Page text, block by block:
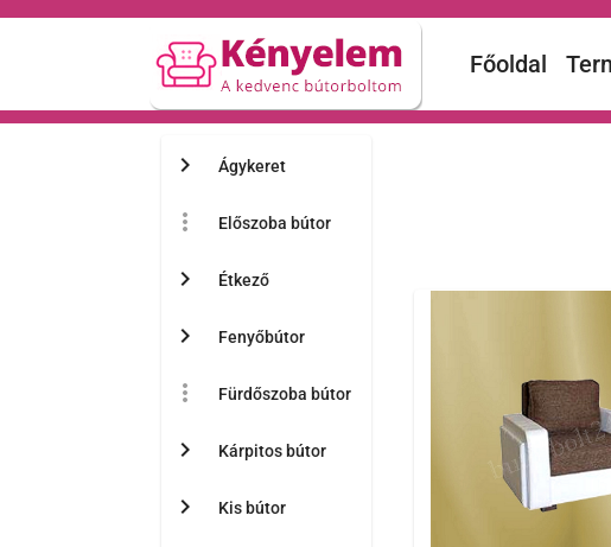
Főoldal
chevron_right Ágykeret
more_vert Előszoba bútor
chevron_right Étkező
chevron_right Fenyőbútor
more_vert Fürdőszoba bútor
chevron_right Kárpitos bútor
chevron_right Kis bútor